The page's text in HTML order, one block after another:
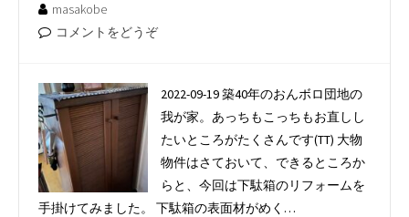
masakobe
コメントをどうぞ
2022-09-19 築40年のおんボロ団地の
我が家。あっちもこっちもお直しし
たいところがたくさんです(TT) 大物
物件はさておいて、できるところか
らと、今回は下駄箱のリフォームを
手掛けてみました。 下駄箱の表面材がめく…